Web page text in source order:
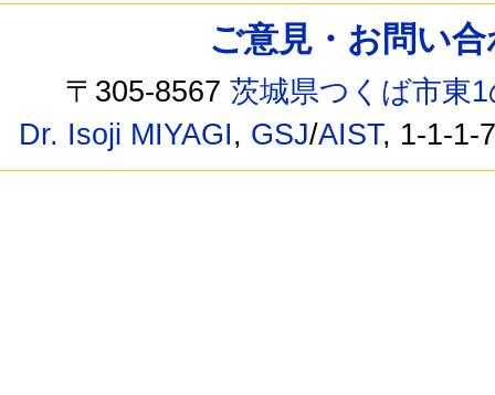
ご意見・お問い
〒305-8567茨城県つくば市東
Dr. Isoji MIYAGI, GSJ/AIST, 1-1-1-